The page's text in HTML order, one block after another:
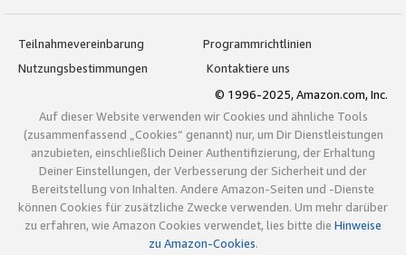
Teilnahmevereinbarung
Programmrichtlinien
Nutzungsbestimmungen
Kontaktiere uns
© 1996-2025, Amazon.com, Inc.
Auf dieser Website verwenden wir Cookies und ähnliche Tools
(zusammenfassend „Cookies“ genannt) nur, um Dir Dienstleistungen
anzubieten, einschließlich Deiner Authentifizierung, der Erhaltung
Deiner Einstellungen, der Verbesserung der Sicherheit und der
Bereitstellung von Inhalten. Andere Amazon-Seiten und -Dienste
können Cookies für zusätzliche Zwecke verwenden. Um mehr darüber
zu erfahren, wie Amazon Cookies verwendet, lies bitte die Hinweise
zu Amazon-Cookies.